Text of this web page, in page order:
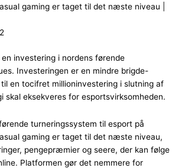
gaming er taget til det næste niveau |
investering i nordens førende
Investeringen er en mindre brigde-
en tocifret millioninvestering i slutning af
skal eksekveres for esportsvirksomheden.
turneringssystem til esport på
gaming er taget til det næste niveau,
pengepræmier og seere, der kan følge
Platformen gør det nemmere for